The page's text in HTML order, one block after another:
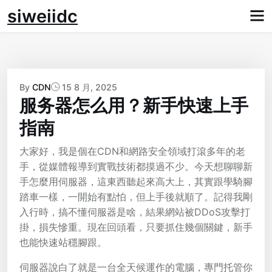
Skip
tosiweiidc
By CDN 15 8 月, 2025
服务器怎么用？新手快速上手
指南
大家好，我是個在CDN和網路安全領域打滾多年的老
手，從媒體報導到實戰技術都摸過不少。今天想聊聊新
手怎麼用伺服器，這東西聽起來高大上，其實跟學騎腳
踏車一樣，一開始有點怕，但上手後就順了。記得我剛
入行時，搞不懂伺服器是啥，結果網站被DDoS攻擊打
掛，損失慘重。現在回頭看，只要抓住幾個關鍵，新手
也能快速站穩腳跟。
伺服器說白了就是一台全天候運作的電腦，專門托管你